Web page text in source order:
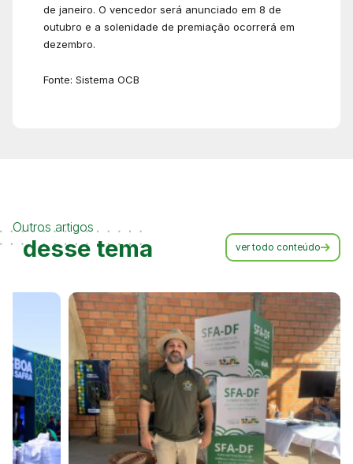
de janeiro. O vencedor será anunciado em 8 de
outubro e a solenidade de premiação ocorrerá em
dezembro.
Fonte: Sistema OCB
Outros artigos
desse tema ver todo conteúdo